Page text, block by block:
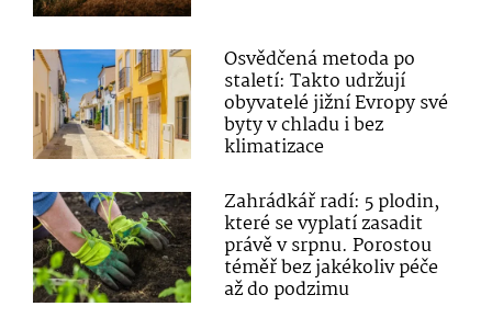
Osvědčená metoda po
staletí: Takto udržují
obyvatelé jižní Evropy své
byty v chladu i bez
klimatizace
Zahrádkář radí: 5 plodin,
které se vyplatí zasadit
právě v srpnu. Porostou
téměř bez jakékoliv péče
až do podzimu